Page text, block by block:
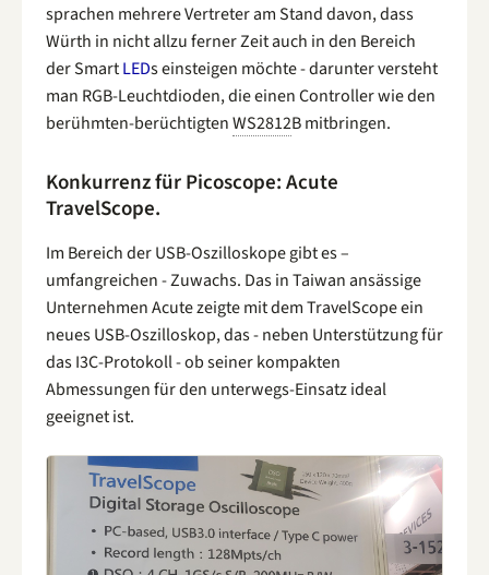
sprachen mehrere Vertreter am Stand davon, dass
Würth in nicht allzu ferner Zeit auch in den Bereich
der SmartLEDs einsteigen möchte - darunter versteht
man RGB-Leuchtdioden, die einen Controller wie den
berühmten-berüchtigtenWS2812B mitbringen.
Konkurrenz für Picoscope: Acute
TravelScope.
Im Bereich der USB-Oszilloskope gibt es –
umfangreichen - Zuwachs. Das in Taiwan ansässige
Unternehmen Acute zeigte mit dem TravelScope ein
neues USB-Oszilloskop, das - neben Unterstützung für
das I3C-Protokoll - ob seiner kompakten
Abmessungen für den unterwegs-Einsatz ideal
geeignet ist.